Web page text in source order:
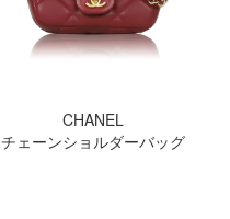
CHANEL
チェーンショルダーバッグ